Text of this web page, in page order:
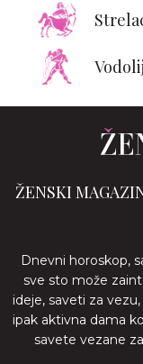
ŽENSKI
Dnevni horoskop,
sve sto može
ideje, saveti za
ipak aktivna dama
savete vezane